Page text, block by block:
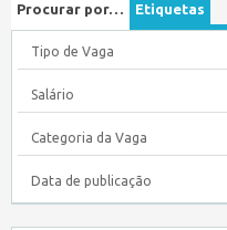
Procurar por… Etiquetas
Tipo de Vaga
Salário
Categoria da Vaga
Data de publicação